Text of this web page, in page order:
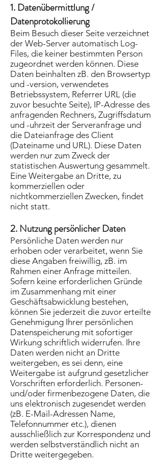
1. Datenübermittlung /
Datenprotokollierung
Beim Besuch dieser Seite verzeichnet
der Web-Server automatisch Log-
Files, die keiner bestimmten Person
zugeordnet werden können. Diese
Daten beinhalten zB. den Browsertyp
und -version, verwendetes
Betriebssystem, Referrer URL (die
zuvor besuchte Seite), IP-Adresse des
anfragenden Rechners, Zugriffsdatum
und -uhrzeit der Serveranfrage und
die Dateianfrage des Client
(Dateiname und URL). Diese Daten
werden nur zum Zweck der
statistischen Auswertung gesammelt.
Eine Weitergabe an Dritte, zu
kommerziellen oder
nichtkommerziellen Zwecken, findet
nicht statt.
2. Nutzung persönlicher Daten
Persönliche Daten werden nur
erhoben oder verarbeitet, wenn Sie
diese Angaben freiwillig, zB. im
Rahmen einer Anfrage mitteilen.
Sofern keine erforderlichen Gründe
im Zusammenhang mit einer
Geschäftsabwicklung bestehen,
können Sie jederzeit die zuvor erteilte
Genehmigung Ihrer persönlichen
Datenspeicherung mit sofortiger
Wirkung schriftlich widerrufen. Ihre
Daten werden nicht an Dritte
weitergeben, es sei denn, eine
Weitergabe ist aufgrund gesetzlicher
Vorschriften erforderlich. Personen-
und/oder firmenbezogene Daten, die
uns elektronisch zugesendet werden
(zB. E-Mail-Adressen Name,
Telefonnummer etc.), dienen
ausschließlich zur Korrespondenz und
werden selbstverständlich nicht an
Dritte weitergegeben.